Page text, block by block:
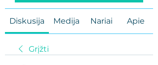
Diskusija Medija Nariai Apie
Grįžti